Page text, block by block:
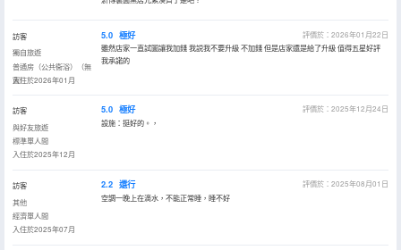
訪客
獨自旅遊
普通房（公共衞浴）（無
窗）
入住於2026年01月
5.0 極好
評價於：2026年01月22日
雖然店家一直試圖讓我加錢 我説我不要升級 不加錢 但是店家還是給了升級 值得五星好評
我承諾的
訪客
與好友旅遊
標準單人間
入住於2025年12月
5.0 極好
評價於：2025年12月24日
設施：挺好的。，
訪客
其他
經濟單人間
入住於2025年07月
2.2 還行
評價於：2025年08月01日
空調一晚上在滴水，不能正常睡，睡不好